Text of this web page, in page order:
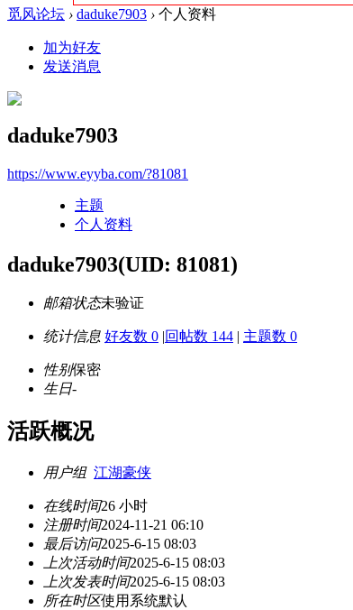
觅风论坛 › daduke7903 › 个人资料
加为好友
发送消息
daduke7903
https://www.eyyba.com/?81081
主题
个人资料
daduke7903(UID: 81081)
邮箱状态未验证
统计信息 好友数 0 |回帖数 144 | 主题数 0
性别保密
生日-
活跃概况
用户组 江湖豪侠
在线时间26 小时
注册时间2024-11-21 06:10
最后访问2025-6-15 08:03
上次活动时间2025-6-15 08:03
上次发表时间2025-6-15 08:03
所在时区使用系统默认